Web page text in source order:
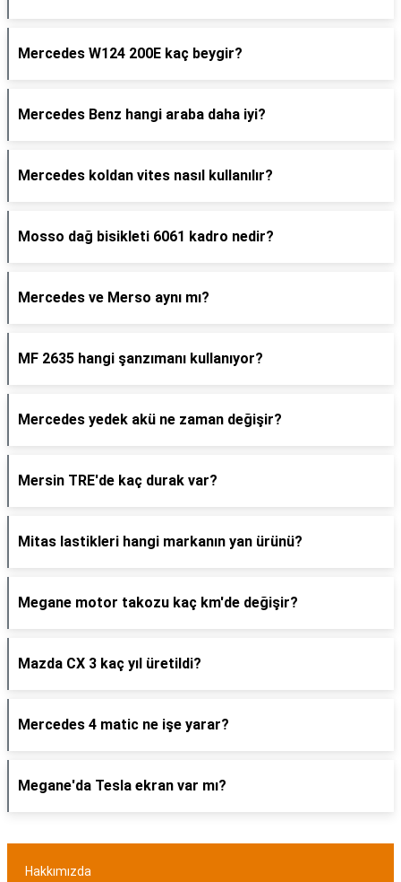
Mercedes W124 200E kaç beygir?
Mercedes Benz hangi araba daha iyi?
Mercedes koldan vites nasıl kullanılır?
Mosso dağ bisikleti 6061 kadro nedir?
Mercedes ve Merso aynı mı?
MF 2635 hangi şanzımanı kullanıyor?
Mercedes yedek akü ne zaman değişir?
Mersin TRE'de kaç durak var?
Mitas lastikleri hangi markanın yan ürünü?
Megane motor takozu kaç km'de değişir?
Mazda CX 3 kaç yıl üretildi?
Mercedes 4 matic ne işe yarar?
Megane'da Tesla ekran var mı?
Hakkımızda